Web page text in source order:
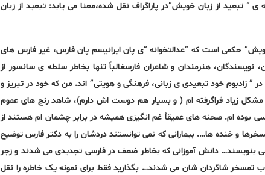
تبعید از زبان خویش”در پاراگراف نقل شده،معنا می یابد: تبعید از زبان
حکمی است که “عدالتخوانه “ی پان ایرانیسم پان فارس، غیر فارس های
هنرمندان و شاعران فارسغالباً تنها بخاطر سلطه ی سانسور از
” زادبوم خود تبعیدی ی زبانی، فرهنگی و هویتی” اند. من که خود در تبریز و
مشکل زیاد فراگرفته ام ( و بسیار هم دوست اش دارم)، شاهد رنج های عموم
بوده ام. صحنه های عمیقاً غم انگیزی همیشه در برابر چشمان ام هستند از
و خنده ها…. بیمارانی که نمی توانستند دردشان را به دکتر فارس توضیح
بنویسند… دانش آموزانی که بخاطر ضعف در فارسی تجدیدی می شدند و زجر
تمسخر شاگردان شان می شدند… بگذارید فقط برای نمونه یک خاطره را نقل